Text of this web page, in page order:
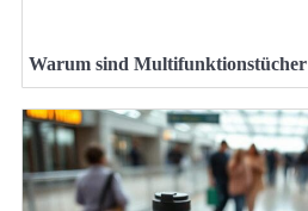
Warum sind Multifunktionstücher